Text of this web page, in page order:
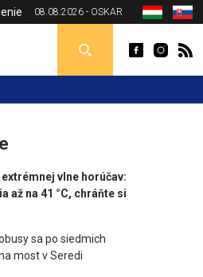
08.08.2026 - OSKAR
vlne horúčav:
až na 41 °C, chráňte si
sa po siedmich
most v Seredi